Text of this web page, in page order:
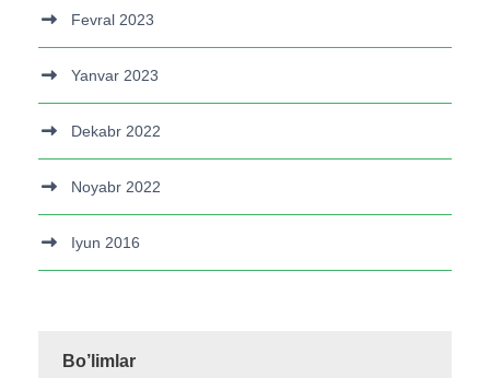
Fevral 2023
Yanvar 2023
Dekabr 2022
Noyabr 2022
Iyun 2016
Bo’limlar